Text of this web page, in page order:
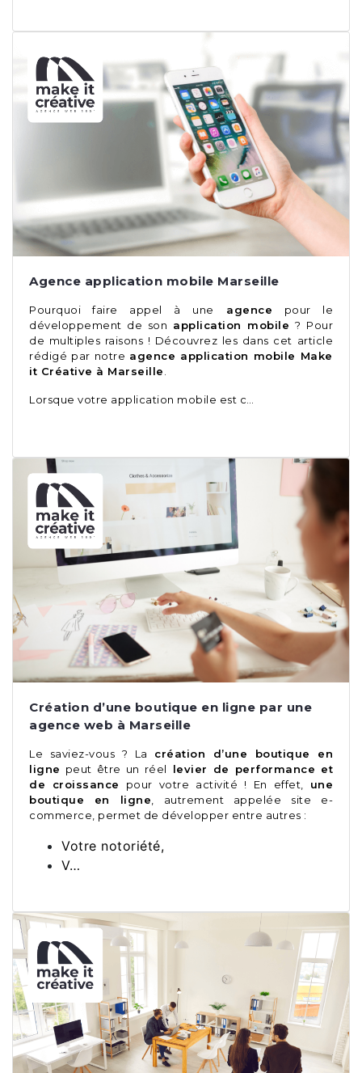
Agence application mobile Marseille
Pourquoi faire appel à une agence pour le
développement de son application mobile ? Pour
de multiples raisons ! Découvrez les dans cet article
rédigé par notre agence application mobile Make
it Créative à Marseille
Lorsque votre application mobile est c…
Création d’une boutique en ligne par une
agence web à Marseille
Le saviez-vous ? La création d’une boutique en
ligne peut être un réel levier de performance et
de croissance
pour votre activité ! En effet, une
boutique en ligne , autrement appelée site e-
commerce, permet de développer entre autres :
Votre notoriété,
V…